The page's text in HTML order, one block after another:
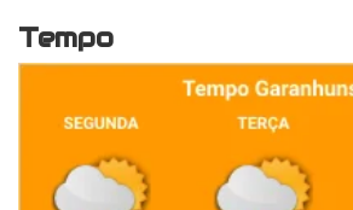
Tempo